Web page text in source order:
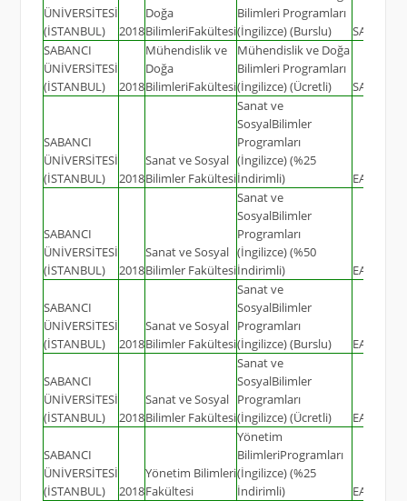
ÜNİVERSİTESİ
(İSTANBUL)
2018
Doğa
BilimleriFakültesi
Bilimleri Programları
(İngilizce) (Burslu)
SAY
SABANCI
ÜNİVERSİTESİ
(İSTANBUL)
2018
Mühendislik ve
Doğa
BilimleriFakültesi
Mühendislik ve Doğa
Bilimleri Programları
(İngilizce) (Ücretli)
SAY
SABANCI
ÜNİVERSİTESİ
(İSTANBUL)
2018
Sanat ve Sosyal
Bilimler Fakültesi
Sanat ve
SosyalBilimler
Programları
(İngilizce) (%25
İndirimli)
EA
SABANCI
ÜNİVERSİTESİ
(İSTANBUL)
2018
Sanat ve Sosyal
Bilimler Fakültesi
Sanat ve
SosyalBilimler
Programları
(İngilizce) (%50
İndirimli)
EA
SABANCI
ÜNİVERSİTESİ
(İSTANBUL)
2018
Sanat ve Sosyal
Bilimler Fakültesi
Sanat ve
SosyalBilimler
Programları
(İngilizce) (Burslu)
EA
SABANCI
ÜNİVERSİTESİ
(İSTANBUL)
2018
Sanat ve Sosyal
Bilimler Fakültesi
Sanat ve
SosyalBilimler
Programları
(İngilizce) (Ücretli)
EA
SABANCI
ÜNİVERSİTESİ
(İSTANBUL)
2018
Yönetim Bilimleri
Fakültesi
Yönetim
BilimleriProgramları
(İngilizce) (%25
İndirimli)
EA